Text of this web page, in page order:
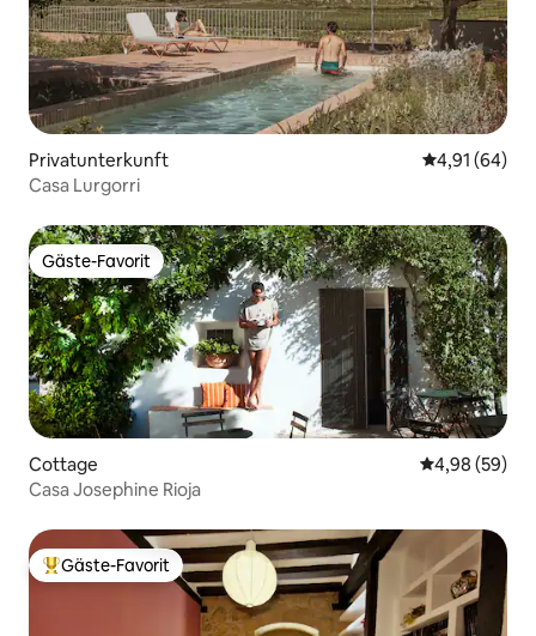
Privatunterkunft
4,91 (64)
Casa Lurgorri
Gäste-Favorit
Gäste-Favorit
Cottage
4,98 (59)
Casa Josephine Rioja
Beliebter Gäste-Favorit.
Gäste-Favorit